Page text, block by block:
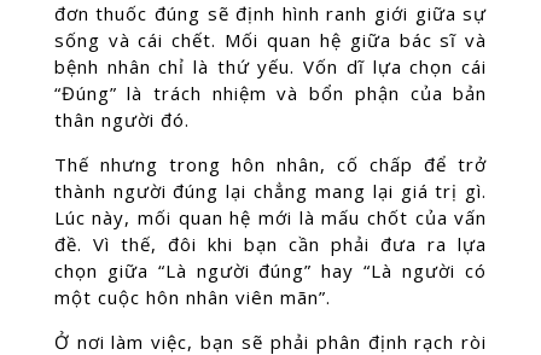
đơn thuốc đúng sẽ định hình ranh giới giữa sự
sống và cái chết. Mối quan hệ giữa bác sĩ và
bệnh nhân chỉ là thứ yếu. Vốn dĩ lựa chọn cái
“Đúng” là trách nhiệm và bổn phận của bản
thân người đó.
Thế nhưng trong hôn nhân, cố chấp để trở
thành người đúng lại chẳng mang lại giá trị gì.
Lúc này, mối quan hệ mới là mấu chốt của vấn
đề. Vì thế, đôi khi bạn cần phải đưa ra lựa
chọn giữa “Là người đúng” hay “Là người có
một cuộc hôn nhân viên mãn”.
Ở nơi làm việc, bạn sẽ phải phân định rạch ròi